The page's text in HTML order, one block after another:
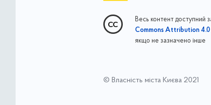
Весь контент доступний
Commons Attribution
якщо не зазначено інше
© Власність міста Києва 2021